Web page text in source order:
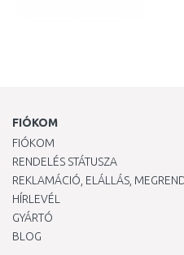
FIÓKOM
FIÓKOM
RENDELÉS STÁTUSZA
REKLAMÁCIÓ, ELÁLLÁS,
HÍRLEVÉL
GYÁRTÓ
BLOG